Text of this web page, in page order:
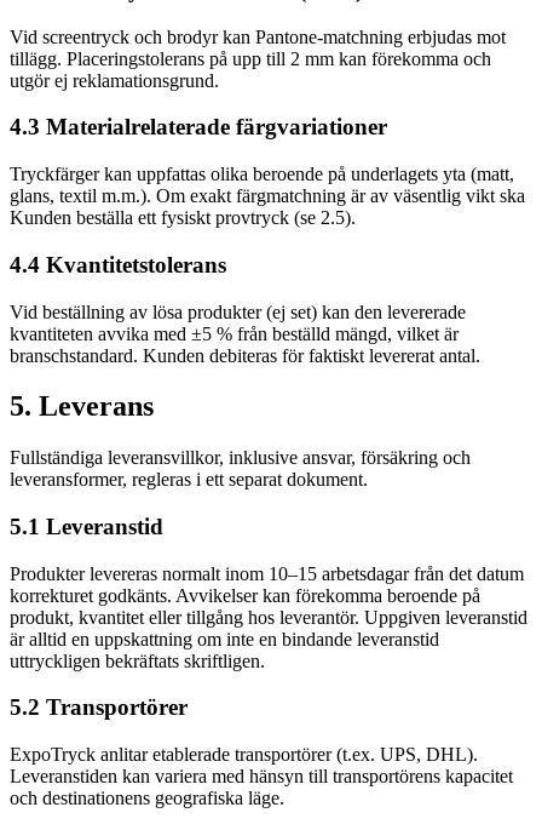
Vid screentryck och brodyr kan Pantone-matchning erbjudas mot
tillägg. Placeringstolerans på upp till 2 mm kan förekomma och
utgör ej reklamationsgrund.
4.3 Materialrelaterade färgvariationer
Tryckfärger kan uppfattas olika beroende på underlagets yta (matt,
glans, textil m.m.). Om exakt färgmatchning är av väsentlig vikt ska
Kunden beställa ett fysiskt provtryck (se 2.5).
4.4 Kvantitetstolerans
Vid beställning av lösa produkter (ej set) kan den levererade
kvantiteten avvika med ±5 % från beställd mängd, vilket är
branschstandard. Kunden debiteras för faktiskt levererat antal.
5. Leverans
Fullständiga leveransvillkor, inklusive ansvar, försäkring och
leveransformer, regleras i ett separat dokument.
5.1 Leveranstid
Produkter levereras normalt inom 10–15 arbetsdagar från det datum
korrekturet godkänts. Avvikelser kan förekomma beroende på
produkt, kvantitet eller tillgång hos leverantör. Uppgiven leveranstid
är alltid en uppskattning om inte en bindande leveranstid
uttryckligen bekräftats skriftligen.
5.2 Transportörer
ExpoTryck anlitar etablerade transportörer (t.ex. UPS, DHL).
Leveranstiden kan variera med hänsyn till transportörens kapacitet
och destinationens geografiska läge.